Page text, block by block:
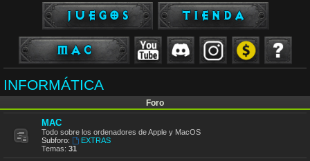
INFORMÁTICA
Foro
MAC
Todo sobre los ordenadores de Apple y MacOS
Subforo:
EXTRAS
Temas: 31